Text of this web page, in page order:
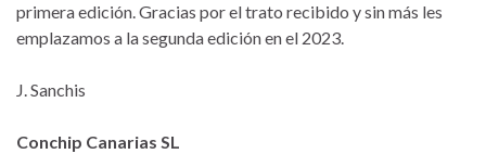
primera edición. Gracias por el trato recibido y sin más les
emplazamos a la segunda edición en el 2023.
J. Sanchis
Conchip Canarias SL